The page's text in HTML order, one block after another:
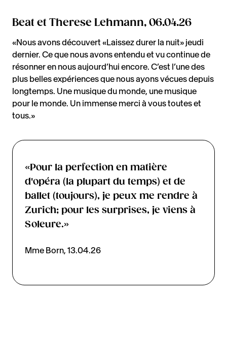
Beat et Therese Lehmann, 06.04.26
«Nous avons découvert «Laissez durer la nuit» jeudi
dernier. Ce que nous avons entendu et vu continue de
résonner en nous aujourd’hui encore. C’est l’une des
plus belles expériences que nous ayons vécues depuis
longtemps. Une musique du monde, une musique
pour le monde. Un immense merci à vous toutes et
tous.»
«Pour la perfection en matière
d'opéra (la plupart du temps) et de
ballet (toujours), je peux me rendre à
Zurich; pour les surprises, je viens à
Soleure.»
Mme Born, 13.04.26